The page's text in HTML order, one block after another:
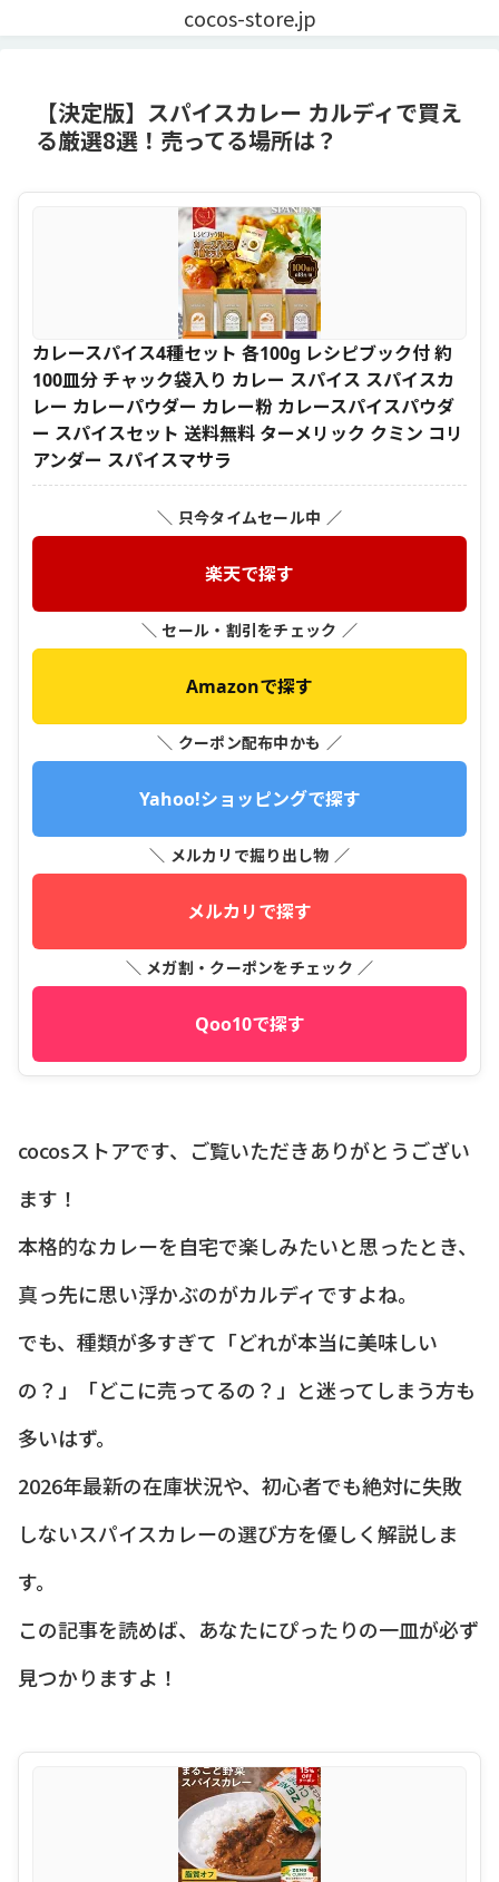
cocos-store.jp
【決定版】スパイスカレー カルディで買え
る厳選8選！売ってる場所は？
カレースパイス4種セット 各100g レシピブック付 約
100皿分 チャック袋入り カレー スパイス スパイスカ
レー カレーパウダー カレー粉 カレースパイスパウダ
ー スパイスセット 送料無料 ターメリック クミン コリ
アンダー スパイスマサラ
＼ 只今タイムセール中 ／
楽天で探す
＼ セール・割引をチェック ／
Amazonで探す
＼ クーポン配布中かも ／
Yahoo!ショッピングで探す
＼ メルカリで掘り出し物 ／
メルカリで探す
＼ メガ割・クーポンをチェック ／
Qoo10で探す
cocosストアです、ご覧いただきありがとうござい
ます！
本格的なカレーを自宅で楽しみたいと思ったとき、
真っ先に思い浮かぶのがカルディですよね。
でも、種類が多すぎて「どれが本当に美味しい
の？」「どこに売ってるの？」と迷ってしまう方も
多いはず。
2026年最新の在庫状況や、初心者でも絶対に失敗
しないスパイスカレーの選び方を優しく解説しま
す。
この記事を読めば、あなたにぴったりの一皿が必ず
見つかりますよ！